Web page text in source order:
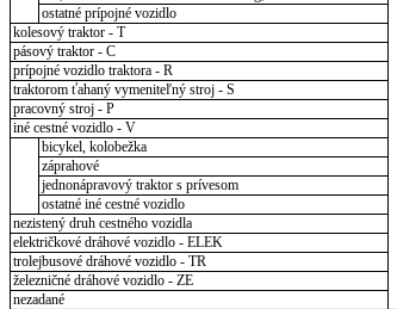
ostatné prípojné vozidlo
kolesový traktor - T
pásový traktor - C
prípojné vozidlo traktora - R
traktorom ťahaný vymeniteľný stroj - S
pracovný stroj - P
iné cestné vozidlo - V
bicykel, kolobežka
záprahové
jednonápravový traktor s prívesom
ostatné iné cestné vozidlo
nezistený druh cestného vozidla
električkové dráhové vozidlo - ELEK
trolejbusové dráhové vozidlo - TR
železničné dráhové vozidlo - ZE
nezadané